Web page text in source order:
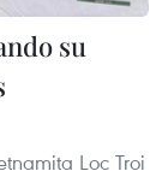
su
Loc Troi